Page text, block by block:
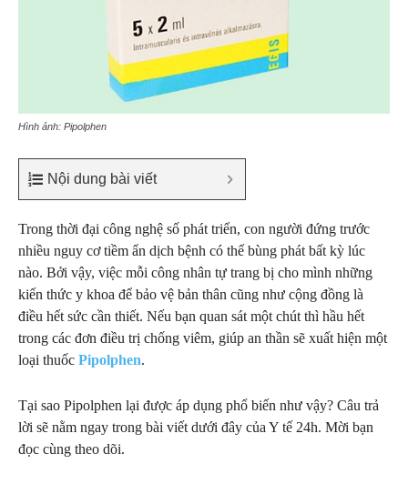
Hình ảnh: Pipolphen
Nội dung bài viết
Trong thời đại công nghệ số phát triển, con người đứng trước
nhiều nguy cơ tiềm ẩn dịch bệnh có thể bùng phát bất kỳ lúc
nào. Bởi vậy, việc mỗi công nhân tự trang bị cho mình những
kiến thức y khoa để bảo vệ bản thân cũng như cộng đồng là
điều hết sức cần thiết. Nếu bạn quan sát một chút thì hầu hết
trong các đơn điều trị chống viêm, giúp an thần sẽ xuất hiện một
loại thuốc Pipolphen.
Tại sao Pipolphen lại được áp dụng phổ biến như vậy? Câu trả
lời sẽ nằm ngay trong bài viết dưới đây của Y tế 24h. Mời bạn
đọc cùng theo dõi.